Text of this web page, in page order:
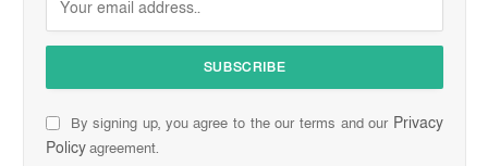
By signing up, you agree to the our terms and our Privacy
Policyagreement.